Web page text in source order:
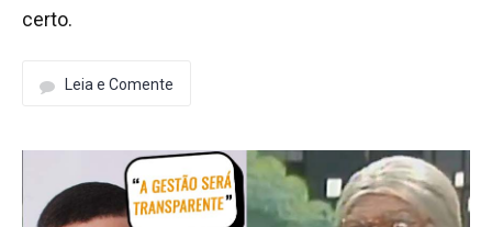
certo.
Leia e Comente